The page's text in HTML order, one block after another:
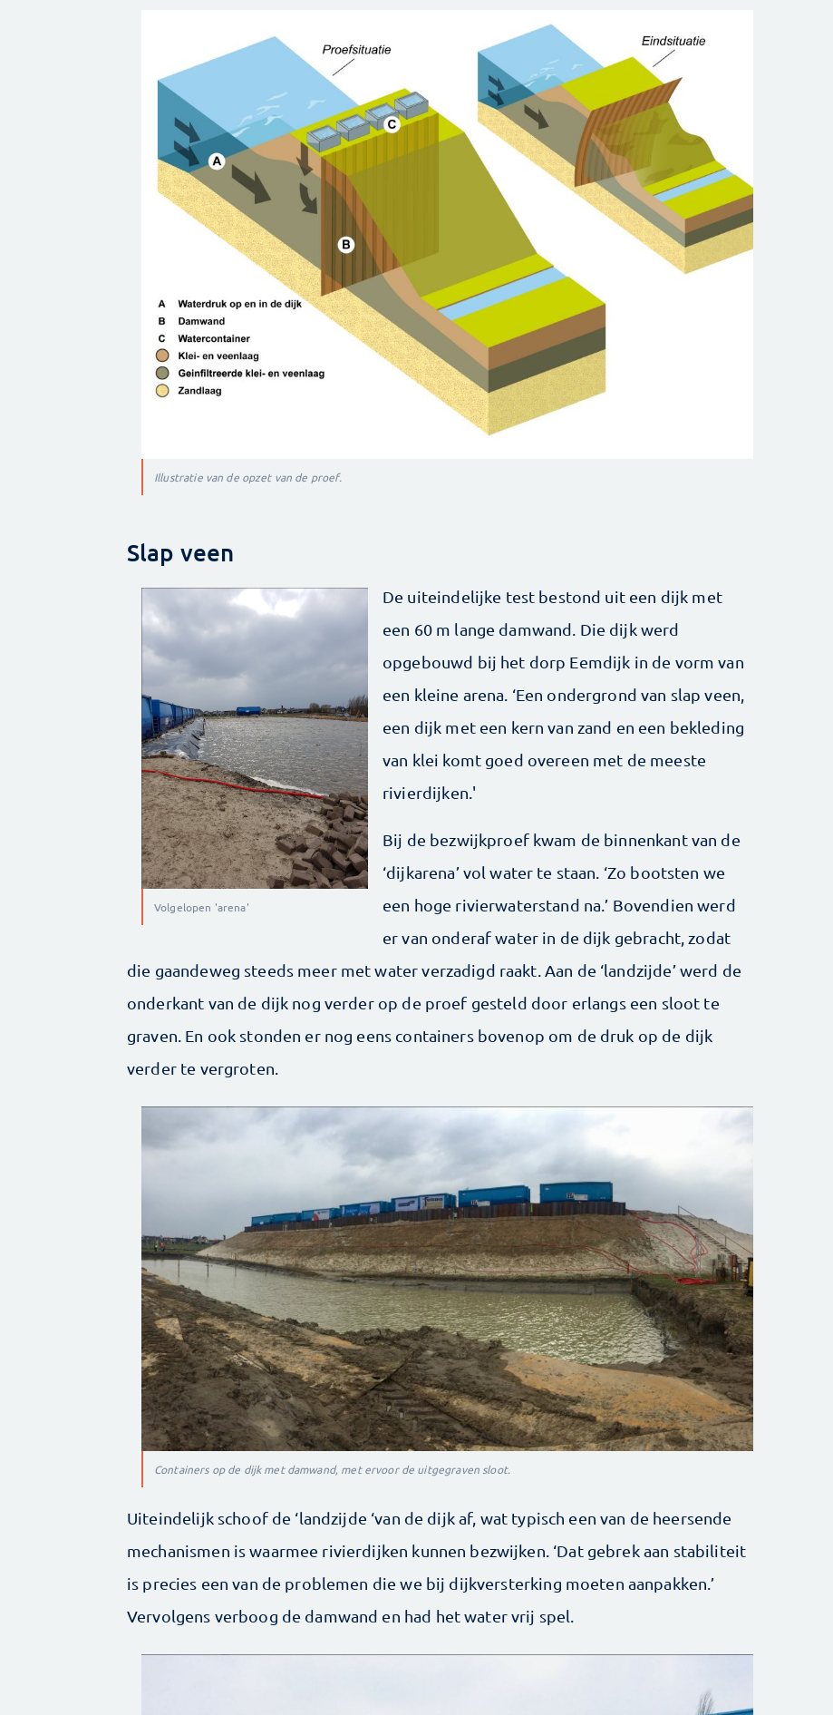
Illustratie van de opzet van de proef.
Slap veen
Volgelopen 'arena'
De uiteindelijke test bestond uit een dijk met
een 60 m lange damwand. Die dijk werd
opgebouwd bij het dorp Eemdijk in de vorm van
een kleine arena. ‘Een ondergrond van slap veen,
een dijk met een kern van zand en een bekleding
van klei komt goed overeen met de meeste
rivierdijken.'
Bij de bezwijkproef kwam de binnenkant van de
‘dijkarena’ vol water te staan. ‘Zo bootsten we
een hoge rivierwaterstand na.’ Bovendien werd
er van onderaf water in de dijk gebracht, zodat
die gaandeweg steeds meer met water verzadigd raakt. Aan de ‘landzijde’ werd de
onderkant van de dijk nog verder op de proef gesteld door erlangs een sloot te
graven. En ook stonden er nog eens containers bovenop om de druk op de dijk
verder te vergroten.
Containers op de dijk met damwand, met ervoor de uitgegraven sloot.
Uiteindelijk schoof de ‘landzijde ‘van de dijk af, wat typisch een van de heersende
mechanismen is waarmee rivierdijken kunnen bezwijken. ‘Dat gebrek aan stabiliteit
is precies een van de problemen die we bij dijkversterking moeten aanpakken.’
Vervolgens verboog de damwand en had het water vrij spel.